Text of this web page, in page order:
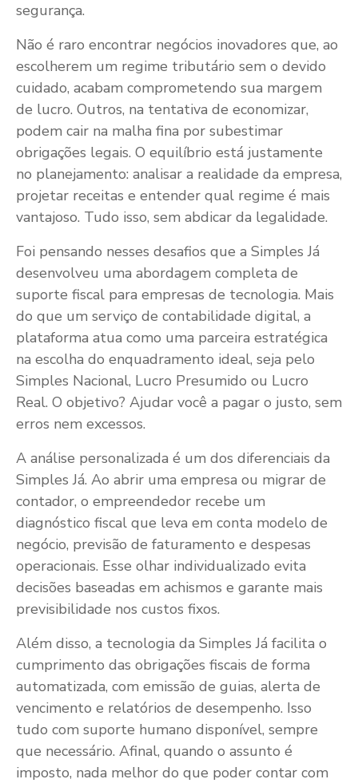
segurança.
Não é raro encontrar negócios inovadores que, ao
escolherem um regime tributário sem o devido
cuidado, acabam comprometendo sua margem
de lucro. Outros, na tentativa de economizar,
podem cair na malha fina por subestimar
obrigações legais. O equilíbrio está justamente
no planejamento: analisar a realidade da empresa,
projetar receitas e entender qual regime é mais
vantajoso. Tudo isso, sem abdicar da legalidade.
Foi pensando nesses desafios que a Simples Já
desenvolveu uma abordagem completa de
suporte fiscal para empresas de tecnologia. Mais
do que um serviço de contabilidade digital, a
plataforma atua como uma parceira estratégica
na escolha do enquadramento ideal, seja pelo
Simples Nacional, Lucro Presumido ou Lucro
Real. O objetivo? Ajudar você a pagar o justo, sem
erros nem excessos.
A análise personalizada é um dos diferenciais da
Simples Já. Ao abrir uma empresa ou migrar de
contador, o empreendedor recebe um
diagnóstico fiscal que leva em conta modelo de
negócio, previsão de faturamento e despesas
operacionais. Esse olhar individualizado evita
decisões baseadas em achismos e garante mais
previsibilidade nos custos fixos.
Além disso, a tecnologia da Simples Já facilita o
cumprimento das obrigações fiscais de forma
automatizada, com emissão de guias, alerta de
vencimento e relatórios de desempenho. Isso
tudo com suporte humano disponível, sempre
que necessário. Afinal, quando o assunto é
imposto, nada melhor do que poder contar com